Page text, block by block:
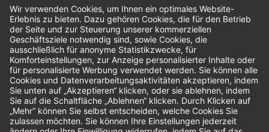
Bewertungen